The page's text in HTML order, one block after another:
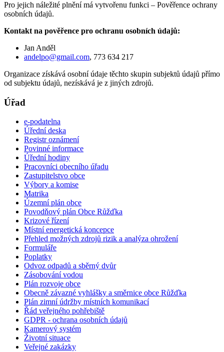
Pro jejich náležité plnění má vytvořenu funkci – Pověřence ochrany
osobních údajů.
Kontakt na pověřence pro ochranu osobních údajů:
Jan Anděl
andelpo@gmail.com, 773 634 217
Organizace získává osobní údaje těchto skupin subjektů údajů přímo
od subjektu údajů, nezískává je z jiných zdrojů.
Úřad
e-podatelna
Úřední deska
Registr oznámení
Povinné informace
Úřední hodiny
Pracovníci obecního úřadu
Zastupitelstvo obce
Výbory a komise
Matrika
Územní plán obce
Povodňový plán Obce Růžďka
Krizové řízení
Místní energetická koncepce
Přehled možných zdrojů rizik a analýza ohrožení
Formuláře
Poplatky
Odvoz odpadů a sběrný dvůr
Zásobování vodou
Plán rozvoje obce
Obecně závazné vyhlášky a směrnice obce Růžďka
Plán zimní údržby místních komunikací
Řád veřejného pohřebiště
GDPR - ochrana osobních údajů
Kamerový systém
Životní situace
Veřejné zakázky